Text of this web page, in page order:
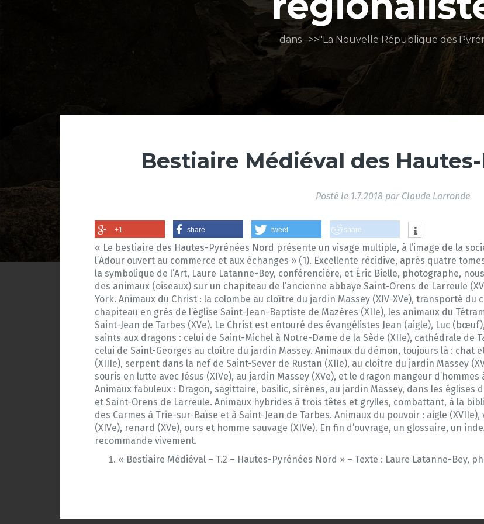
dans –>>"La Nouvelle République des
Bestiaire Médiéval des
Posté le 1.7.2018 par Claude Larronde
+1 share tweet share
« Le bestiaire des Hautes-Pyrénées Nord présente un visage multiple, à l’image de la
l’Adour ouvert au commerce et aux échanges » (1). Excellente récidive, après quatre
la symbolique de l’Art, Laure Latanne-Bey, conférencière, et Éric Bielle, photographe,
des animaux (oiseaux) sur un chapiteau de l’ancienne abbaye Saint-Orens de Larreule
York. Animaux du Christ : la colombe au cloître du jardin Massey (XIV-XVe), transporté
chapiteau en grès de l’église Saint-Jean-Baptiste de Mazères (XIIe), les animaux du
Saint-Jean de Tarbes (XVe). Le Christ est entouré des évangélistes Jean (aigle), Luc
saints aux dragons : celui de Saint-Michel à Notre-Dame de la Sède (XIIe), cathédrale de
celui de Saint-Georges au cloître du jardin Massey. Animaux du démon, toujours là : chat
(XIIIe), serpent dans la nef de Saint-Sever de Rustan (XIIe), au cloître du jardin Massey
souris en lutte avec Jésus (XIVe), au jardin Massey (XVe), et le dragon mangeur
Animaux fabuleux : Dragon, sagittaire, basilic, sirènes, au jardin Massey, dans les églises
et Saint-Orens de Larreule. Animaux hybrides à trois têtes et grylles, combattant, à la
des Carmes à Trie-sur-Baïse et à Saint-Jean de Tarbes. Animaux du pouvoir : aigle
(XIVe), renard (XVe), ours et homme sauvage (XIVe). En fin d’ouvrage, un glossaire, un
recommande vivement.
« Bestiaire Médiéval – T.2 – Hautes-Pyrénées Nord » – Texte : Laure Latanne-Bey,